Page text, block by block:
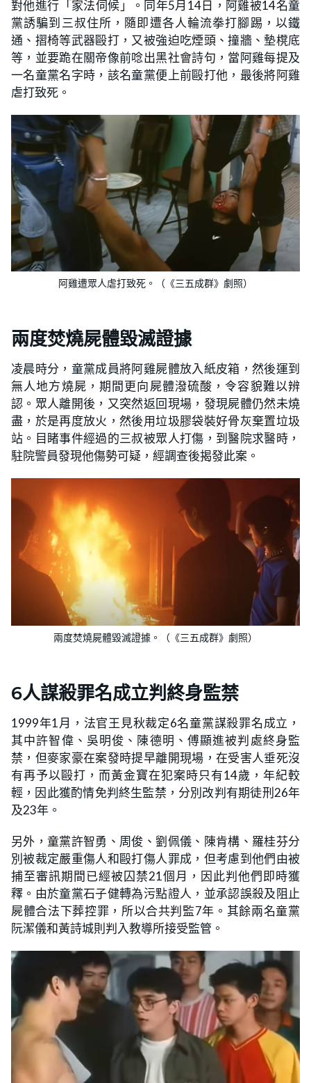
對他進行「家法伺候」。同年5月14日，阿雞被14名童
黨誘騙到三叔住所，隨即遭各人輪流拳打腳踢，以鐵
通、摺椅等武器毆打，又被強迫吃煙頭、撞牆、墊櫈底
等，並要跪在關帝像前唸出黑社會詩句，當阿雞每提及
一名童黨名字時，該名童黨便上前毆打他，最後將阿雞
虐打致死。
阿雞遭眾人虐打致死。（《三五成群》劇照）
兩度焚燒屍體毀滅證據
凌晨時分，童黨成員將阿雞屍體放入紙皮箱，然後運到
無人地方燒屍，期間更向屍體潑硫酸，令容貌難以辨
認。眾人離開後，又突然返回現場，發現屍體仍然未燒
盡，於是再度放火，然後用垃圾膠袋裝好骨灰棄置垃圾
站。目睹事件經過的三叔被眾人打傷，到醫院求醫時，
駐院警員發現他傷勢可疑，經調查後揭發此案。
兩度焚燒屍體毀滅證據。（《三五成群》劇照）
6人謀殺罪名成立判終身監禁
1999年1月，法官王見秋裁定6名童黨謀殺罪名成立，
其中許智偉、吳明俊、陳德明、傅顯進被判處終身監
禁，但麥家豪在案發時提早離開現場，在受害人垂死沒
有再予以毆打，而黃金寶在犯案時只有14歲，年紀較
輕，因此獲酌情免判終生監禁，分別改判有期徒刑26年
及23年。
另外，童黨許智勇、周俊、劉佩儀、陳肯構、羅桂芬分
別被裁定嚴重傷人和毆打傷人罪成，但考慮到他們由被
捕至審訊期間已經被囚禁21個月，因此判他們即時獲
釋。由於童黨石子健轉為污點證人，並承認誤殺及阻止
屍體合法下葬控罪，所以合共判監7年。其餘兩名童黨
阮潔儀和黃詩城則判入教導所接受監管。